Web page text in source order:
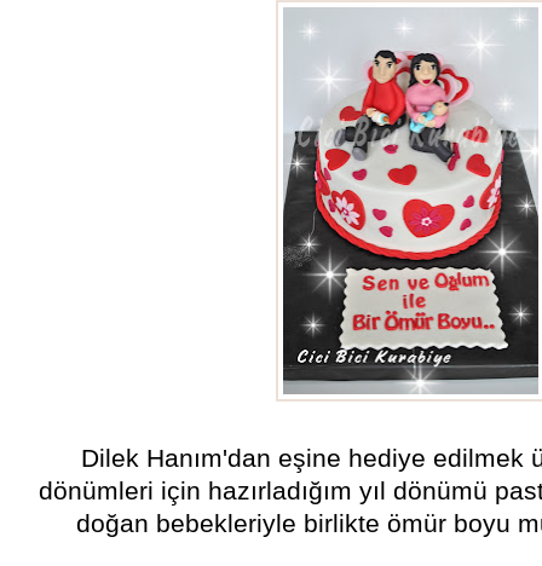
Dilek Hanım'dan eşine hediye edilmek
dönümleri için hazırladığım yıl dönümü
doğan bebekleriyle birlikte ömür boyu